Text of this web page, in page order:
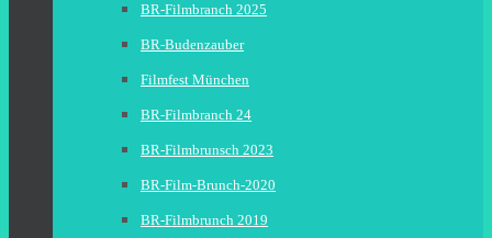
BR-Filmbranch 2025
BR-Budenzauber
Filmfest München
BR-Filmbranch 24
BR-Filmbrunsch 2023
BR-Film-Brunch-2020
BR-Filmbrunch 2019